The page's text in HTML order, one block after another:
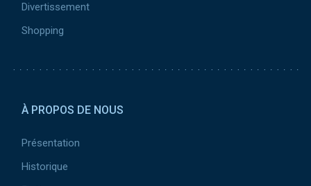
Divertissement
Shopping
À PROPOS DE NOUS
Présentation
Historique